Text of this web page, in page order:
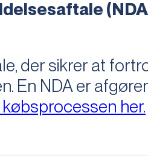
der sikrer at
En NDA er
her.